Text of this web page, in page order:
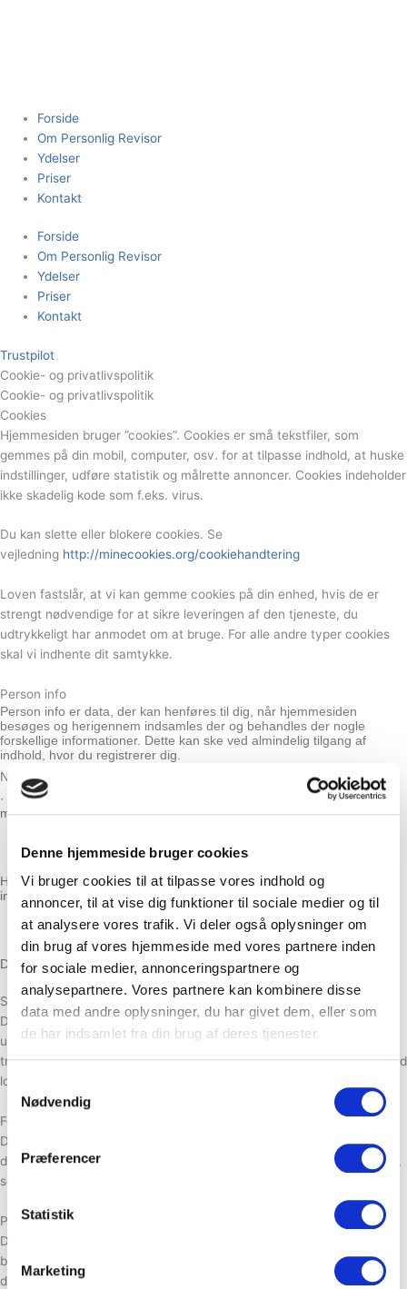
Denne hjemmeside bruger cookies
Vi bruger cookies til at tilpasse vores indhold og
annoncer, til at vise dig funktioner til sociale medier og til
at analysere vores trafik. Vi deler også oplysninger om
din brug af vores hjemmeside med vores partnere inden
for sociale medier, annonceringspartnere og
analysepartnere. Vores partnere kan kombinere disse
data med andre oplysninger, du har givet dem, eller som
de har indsamlet fra din brug af deres tjenester.
Samtykkevalg
Nødvendig
Præferencer
Statistik
Marketing
Forside
Om Personlig Revisor
Ydelser
Priser
Kontakt
Forside
Om Personlig Revisor
Ydelser
Priser
Kontakt
Trustpilot
Cookie- og privatlivspolitik
Cookie- og privatlivspolitik
Cookies
Hjemmesiden bruger ”cookies”. Cookies er små tekstfiler, som
gemmes på din mobil, computer, osv. for at tilpasse indhold, at huske
indstillinger, udføre statistik og målrette annoncer. Cookies indeholder
ikke skadelig kode som f.eks. virus.
Du kan slette eller blokere cookies. Se
vejledning http://minecookies.org/cookiehandtering
Loven fastslår, at vi kan gemme cookies på din enhed, hvis de er
strengt nødvendige for at sikre leveringen af den tjeneste, du
udtrykkeligt har anmodet om at bruge. For alle andre typer cookies
skal vi indhente dit samtykke.
Person info
Person info er data, der kan henføres til dig, når hjemmesiden
besøges og herigennem indsamles der og behandles der nogle
forskellige informationer. Dette kan ske ved almindelig tilgang af
indhold, hvor du registrerer dig.
Normalt bliver følgende data indsamlet.
· Et unikt ID og tekniske oplysninger om din computer, tablet eller
mobiltelefon
· Hvor i landet du er placeret
Hvis du giver godkendelse til at indsamle data og herigennem selv
indtaster data behandles følgende data.
· Telefonnummer
·
E-mail
Det vil ofte bruges i forbindelse med oprettelse af prisberegner.
Sikkerhed
Der er foretaget sikkerhedsmæssige retningslinjer mod, at dine data
ulovligt bliver offentliggjort, slettet, forringet, mistet, eller kommer til
tredjemands bevidsthed, udnyttes eller generelt håndteres i strid med
lovgivningen.
Formål
Dine data anvendes til at genkende dig som bruger og fremvise det
data, som du vil have mest gavn af, og kunne bistå med de services,
som du har efterspurgt.
Periode for opbevaring
Dine data vil blive gemt for den periode at loven tillader dette, og vil
blive slettet når dataene ikke længere bruges. Opbevaringen af
dataen er forskellig i forhold til hvad dataen bliver brugt til. Der kan